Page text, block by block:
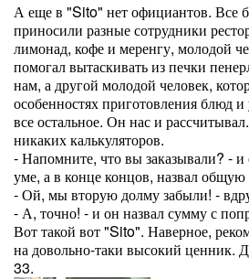
А еще в "Sito" нет официантов. Все
приносили разные сотрудники
лимонад, кофе и меренгу, молодой
помогал вытаскивать из печки
нам, а другой молодой человек,
особенностях приготовления блюд
все остальное. Он нас и
никаких калькуляторов.
- Напомните, что вы заказывали? - и
уме, а в конце концов, назвал
- Ой, мы вторую долму забыли! -
- А, точно! - и он назвал сумму с
Вот такой вот "Sito". Наверное,
на довольно-таки высокий ценник.
33.